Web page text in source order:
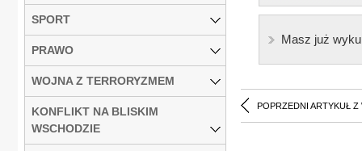
Masz już
POPRZEDNI ARTYKUŁ Z
SPORT
PRAWO
WOJNA Z TERRORYZMEM
KONFLIKT NA BLISKIM
WSCHODZIE